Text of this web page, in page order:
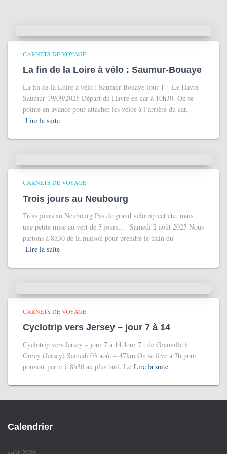
CARNETS DE VOYAGE
La fin de la Loire à vélo : Saumur-Bouaye
La fin de la Loire à vélo : Saumur-Bouaye Jour 1 – Le Havre-
Saumur 19/09/2025 Départ du Havre en car à 10h30. On se
pointe en avance pour attacher les vélos à l’arrière du car,
Lire la suite
CARNETS DE VOYAGE
Trois jours au Neubourg
Trois jours au Neubourg Pas de grand vélotrip cet été, mais
une petite mise au vert de 3 jours… Samedi 2 août 2025 Nous
partons à 8h30 de la maison pour prendre le train du
Lire la suite
CARNETS DE VOYAGE
Cyclotrip vers Jersey – jour 7 à 14
Cyclotrip vers Jersey – jour 7 à 14 Jour 7 : de Granville à
Gorey (Jersey) Samedi 03 août – 47km On se lève à 7h pour
pouvoir partir à 8h30 au plus tard. Le Lire la suite
Calendrier